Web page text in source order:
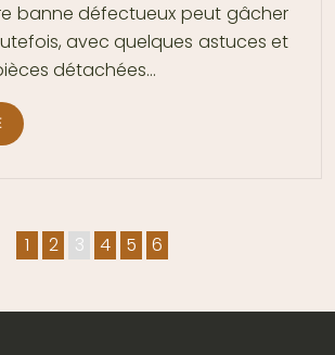
banne défectueux peut gâcher
avec quelques astuces et
détachées…
1 2 3 4 5 6